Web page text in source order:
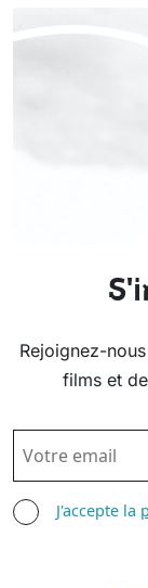
Rejoignez-
films et
EMAIL
AGREE TERMS
J'accepte la